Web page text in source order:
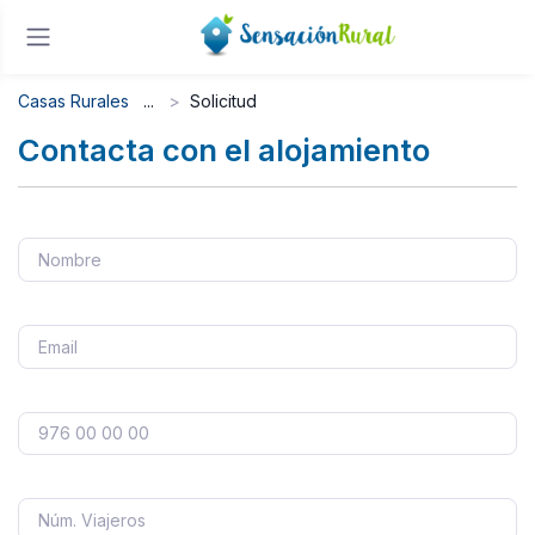
Casas Rurales Solicitud
Contacta con el alojamiento